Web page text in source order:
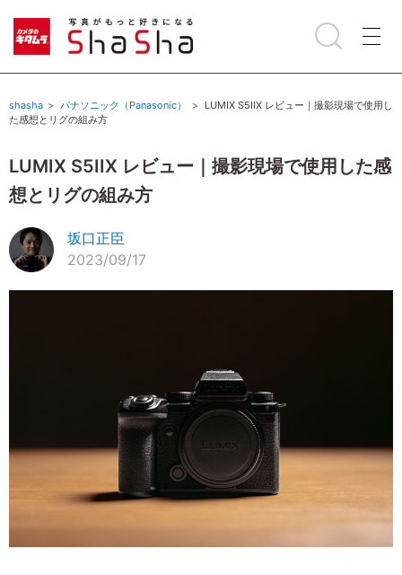
shasha パナソニック（Panasonic）
LUMIX S5IIX レビュー｜撮影現場で使用し
た感想とリグの組み方
LUMIX S5IIX レビュー｜撮影現場で使用した感
想とリグの組み方
坂口正臣
2023/09/17